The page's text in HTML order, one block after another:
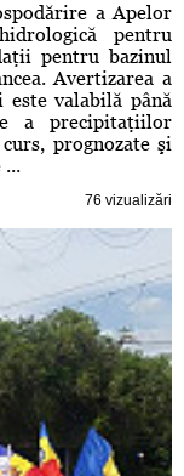
a Apelor
pentru
pentru bazinul
Avertizarea a
valabilă până
a precipitaţiilor
prognozate şi
...
76 vizualizări